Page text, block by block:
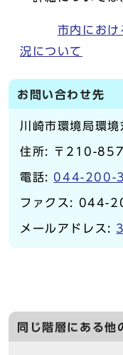
市内におけ
況について
お問い合わせ先
川崎市環境局環
住所: 〒210-
電話: 044-200-
ファクス: 044-
メールアドレス:
同じ階層にある他